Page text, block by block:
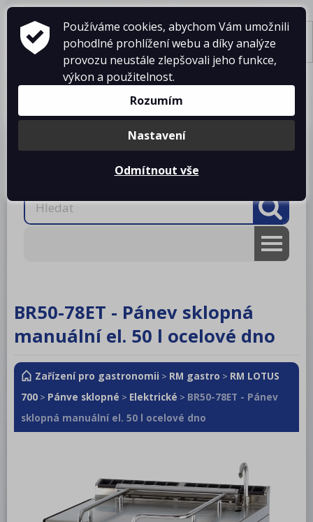
Košík je prázdný
O firmě
Projekty kuchyní
Ke stažení
RM LOTUS 600
Sporáky
Sporáky s troubou
Grilovací desky
Fritézy
Udržovače hranolek
BR50-78ET - Pánev sklopná
manuální el. 50 l ocelové dno
Zařízení pro gastronomii > RM gastro > RM LOTUS
700 > Pánve sklopné > Elektrické > BR50-78ET - Pánev
sklopná manuální el. 50 l ocelové dno
Používáme cookies, abychom Vám umožnili
pohodlné prohlížení webu a díky analýze
provozu neustále zlepšovali jeho funkce,
výkon a použitelnost.
Rozumím
Nastavení
Odmítnout vše